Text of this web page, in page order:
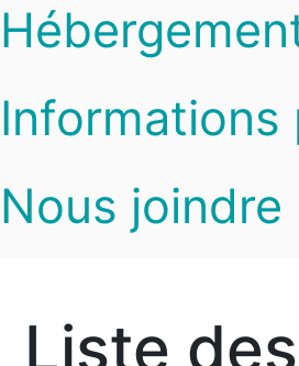
Informations
Nous joindre
Liste